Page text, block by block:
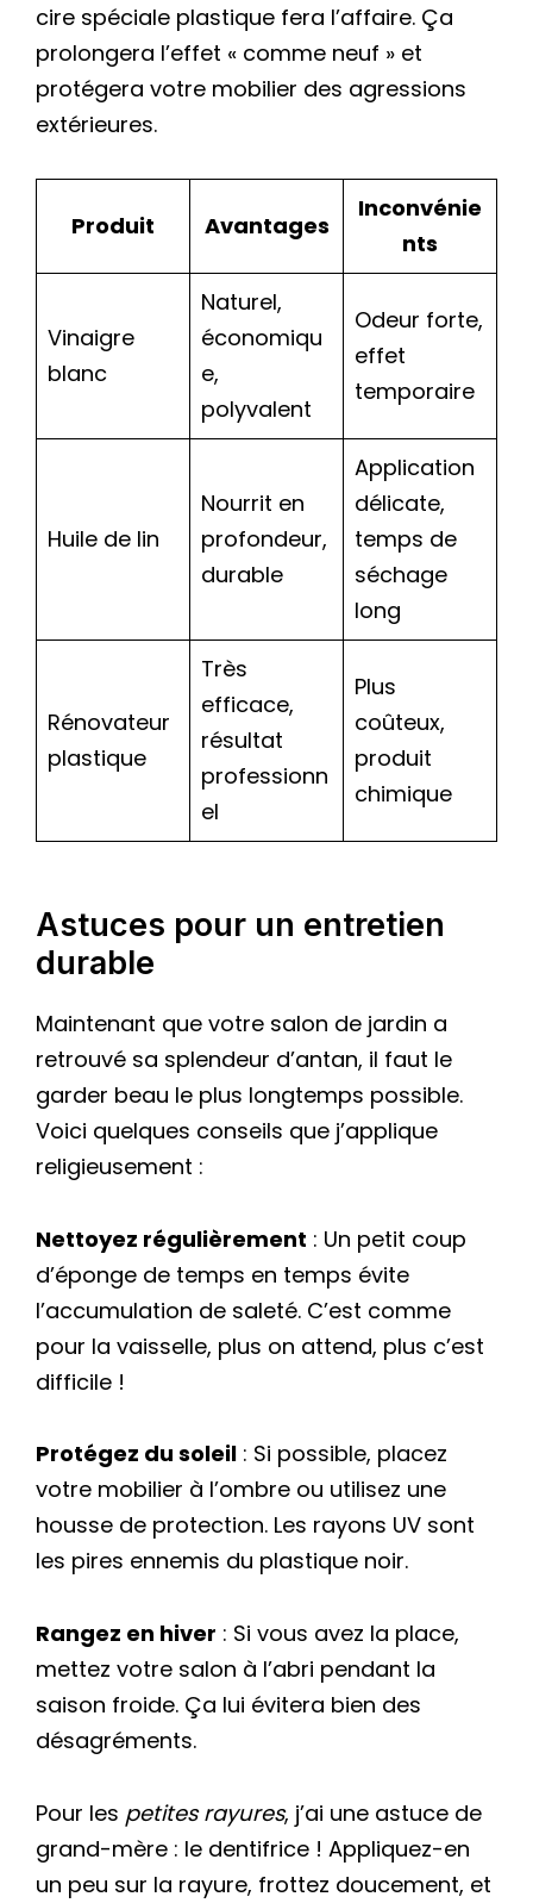
cire spéciale plastique fera l’affaire. Ça
prolongera l’effet « comme neuf » et
protégera votre mobilier des agressions
extérieures.
Produit Avantages
Inconvénie
nts
Vinaigre
blanc
Naturel,
économiqu
e,
polyvalent
Odeur forte,
effet
temporaire
Huile de lin
Nourrit en
profondeur,
durable
Application
délicate,
temps de
séchage
long
Rénovateur
plastique
Très
efficace,
résultat
professionn
el
Plus
coûteux,
produit
chimique
Astuces pour un entretien
durable
Maintenant que votre salon de jardin a
retrouvé sa splendeur d’antan, il faut le
garder beau le plus longtemps possible.
Voici quelques conseils que j’applique
religieusement :
Nettoyez régulièrement : Un petit coup
d’éponge de temps en temps évite
l’accumulation de saleté. C’est comme
pour la vaisselle, plus on attend, plus c’est
difficile !
Protégez du soleil : Si possible, placez
votre mobilier à l’ombre ou utilisez une
housse de protection. Les rayons UV sont
les pires ennemis du plastique noir.
Rangez en hiver : Si vous avez la place,
mettez votre salon à l’abri pendant la
saison froide. Ça lui évitera bien des
désagréments.
Pour les petites rayures, j’ai une astuce de
grand-mère : le dentifrice ! Appliquez-en
un peu sur la rayure, frottez doucement, et